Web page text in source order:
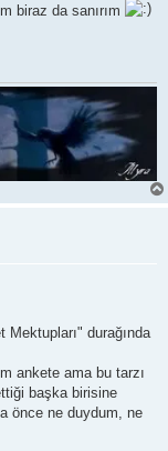
biraz da sanırım
Mektupları" durağında
ankete ama bu tarzı
başka birisine
önce ne duydum, ne